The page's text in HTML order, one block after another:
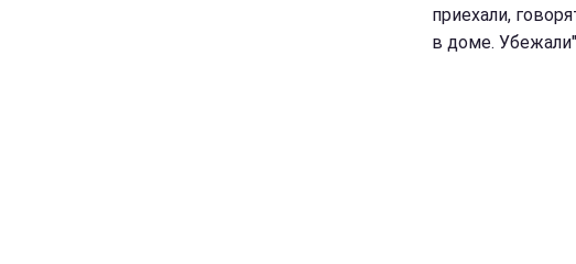
приехали,
в доме.